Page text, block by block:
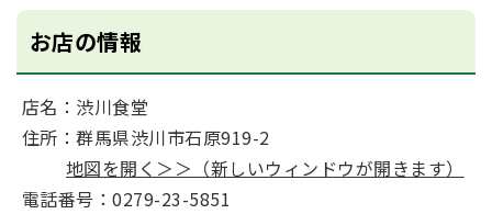
お店の情報
店名：渋川食堂
住所：群馬県渋川市石原919-2
地図を開く＞＞（新しいウィンドウが開きます）
電話番号：0279-23-5851